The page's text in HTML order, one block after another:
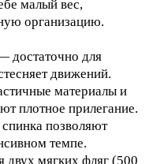
малый вес,
организацию.
достаточно для
движений.
материалы и
плотное прилегание.
позволяют
темпе.
двух мягких фляг (500